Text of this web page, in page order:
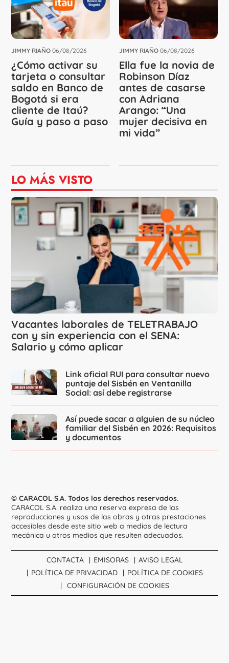
JIMMY RIAÑO 06/08/2026
¿Cómo activar su
tarjeta o consultar
saldo en Banco de
Bogotá si era
cliente de Itaú?
Guía y paso a paso
JIMMY RIAÑO 06/08/2026
Ella fue la novia de
Robinson Díaz
antes de casarse
con Adriana
Arango: “Una
mujer decisiva en
mi vida”
LO MÁS VISTO
Vacantes laborales de TELETRABAJO
con y sin experiencia con el SENA:
Salario y cómo aplicar
Link oficial RUI para consultar nuevo
puntaje del Sisbén en Ventanilla
Social: así debe registrarse
Así puede sacar a alguien de su núcleo
familiar del Sisbén en 2026: Requisitos
y documentos
© CARACOL S.A. Todos los derechos reservados.
CARACOL S.A. realiza una reserva expresa de las
reproducciones y usos de las obras y otras prestaciones
accesibles desde este sitio web a medios de lectura
mecánica u otros medios que resulten adecuados.
CONTACTA EMISORAS
AVISO LEGAL
POLÍTICA DE PRIVACIDAD
POLÍTICA DE COOKIES
CONFIGURACIÓN DE COOKIES